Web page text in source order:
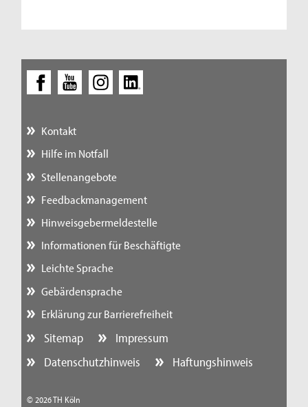
Kontakt
Hilfe im Notfall
Stellenangebote
Feedbackmanagement
Hinweisgebermeldestelle
Informationen für Beschäftigte
Leichte Sprache
Gebärdensprache
Erklärung zur Barrierefreiheit
Sitemap
Impressum
Datenschutzhinweis
Haftungshinweis
© 2026 TH Köln